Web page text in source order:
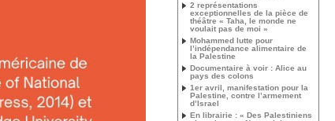
2 représentations
exceptionnelles de la pièce de
théâtre « Taha, le monde ne
voulait pas de moi »
Mohammed lutte pour
l’indépendance alimentaire de
la Palestine
Documentaire à voir : Alice au
pays des colons
1er avril, manifestation pour la
Palestine, contre l’armement
d’Israel
En librairie : « Des Palestiniens